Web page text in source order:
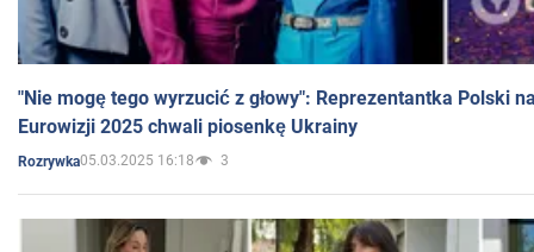
"Nie mogę tego wyrzucić z głowy": Reprezentantka Polski
Eurowizji 2025 chwali piosenkę Ukrainy
Rozrywka05.03.2025 16:18 3